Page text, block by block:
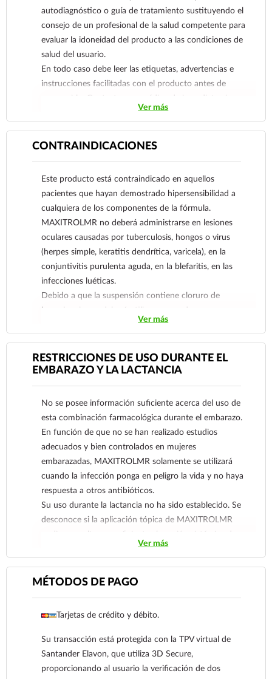
autodiagnóstico o guía de tratamiento sustituyendo el
consejo de un profesional de la salud competente para
evaluar la idoneidad del producto a las condiciones de
salud del usuario.
En todo caso debe leer las etiquetas, advertencias e
instrucciones facilitadas con el producto antes de
consumirlo. Contacte a su médico de inmediato si
sospecha que tiene un problema de salud.
Ver más
CONTRAINDICACIONES
Este producto está contraindicado en aquellos
pacientes que hayan demostrado hipersensibilidad a
cualquiera de los componentes de la fórmula.
MAXITROLMR no deberá administrarse en lesiones
oculares causadas por tuberculosis, hongos o virus
(herpes simple, keratitis dendrítica, varicela), en la
conjuntivitis purulenta aguda, en la blefaritis, en las
infecciones luéticas.
Debido a que la suspensión contiene cloruro de
benzalconio, no deberá utilizarse cuando se usen
lentes de contacto suaves.
contraindicado posterior a la extracción de un cuerpo
extraño de la córnea y en cualquier otra infección o
Reporte las sospechas de reacción adversa al correo:
farmacovigilancia@cofepris.gob.mx
Ver más
RESTRICCIONES DE USO DURANTE EL
EMBARAZO Y LA LACTANCIA
No se posee información suficiente acerca del uso de
esta combinación farmacológica durante el embarazo.
En función de que no se han realizado estudios
adecuados y bien controlados en mujeres
embarazadas, MAXITROLMR solamente se utilizará
cuando la infección ponga en peligro la vida y no haya
respuesta a otros antibióticos.
Su uso durante la lactancia no ha sido establecido. Se
desconoce si la aplicación tópica de MAXITROLMR
pudiera resultar en suficiente absorción sistémica de
las sustancias activas para producir cantidades
uso de este producto debe evitarse durante la
Ver más
MÉTODOS DE PAGO
Tarjetas de crédito y débito.
Su transacción está protegida con la TPV virtual de
Santander Elavon, que utiliza 3D Secure,
proporcionando al usuario la verificación de dos